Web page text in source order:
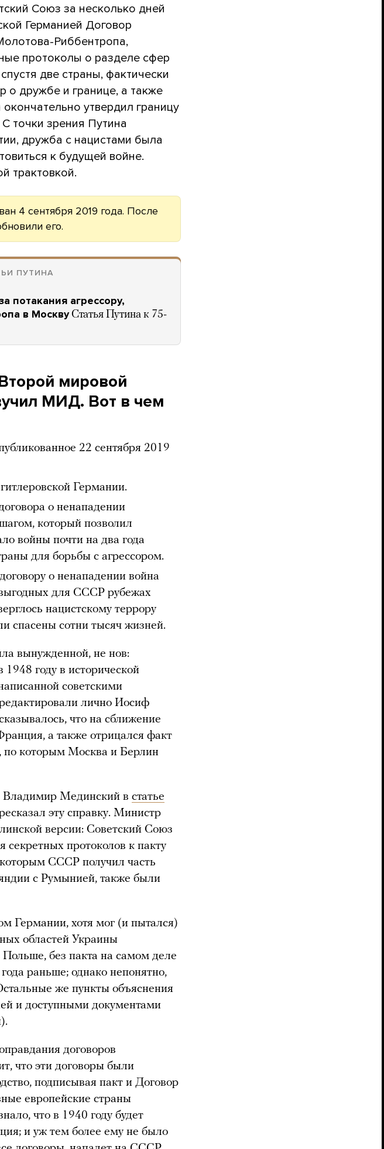
Союз за несколько дней
Германией Договор
Риббентропа,
протоколы о разделе сфер
две страны, фактически
о дружбе и границе, а также
утвердил границу
точки зрения Путина
дружба с нацистами была
к будущей войне.
трактовкой.
4 сентября 2019 года. После
его.
ПУТИНА
потакания агрессору,
в Москву Статья Путина к 75-
мировой
МИД. Вот в чем
22 сентября 2019
Германии.
о ненападении
который позволил
войны почти на два года
для борьбы с агрессором.
о ненападении война
выгодных для СССР рубежах
нацистскому террору
спасены сотни тысяч жизней.
вынужденной, не нов:
году в исторической
советскими
лично Иосиф
что на сближение
а также отрицался факт
по которым Москва и Берлин
Владимир Мединский в статье
эту справку. Министр
версии: Советский Союз
секретных протоколов к пакту
СССР получил часть
с Румынией, также были
Германии, хотя мог (и пытался)
областей Украины
без пакта на самом деле
раньше; однако непонятно,
же пункты объяснения
и доступными документами
договоров
что эти договоры были
подписывая пакт и Договор
европейские страны
что в 1940 году будет
и уж тем более ему не было